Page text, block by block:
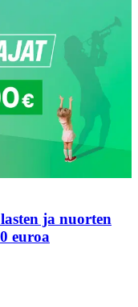
ja nuorten
euroa